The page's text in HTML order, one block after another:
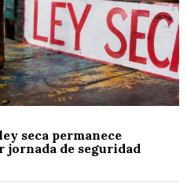
seca permanece
de seguridad